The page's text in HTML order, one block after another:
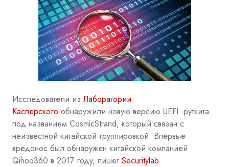
Исследователи из Лаборатории
Касперского обнаружили новую версию UEFI -руткита
под названием CosmicStrand, который связан с
неизвестной китайской группировкой. Впервые
вредонос был обнаружен китайской компанией
Qihoo360 в 2017 году, пишет Securitylab.